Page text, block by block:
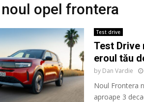
noul opel frontera
Test drive
Test Drive
eroul tău
by Dan Vardie
Noul Frontera
aproape 3